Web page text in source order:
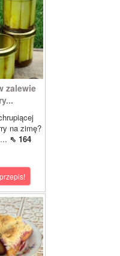
zalewie
na zimę?
⇖ 164